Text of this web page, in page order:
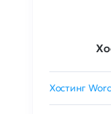
Хостинг